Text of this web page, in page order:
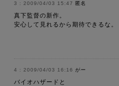
2009/04/03 15:47 匿名
真下監督の新作。
安心して見れるから期待できるな。
2009/04/03 16:16 がー
バイオハザードと